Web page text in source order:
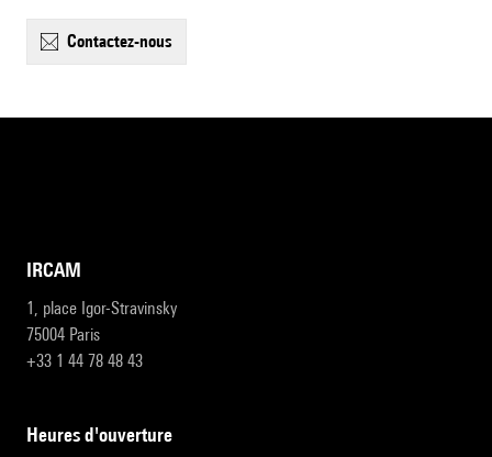
contactez-nous
IRCAM
1, place Igor-Stravinsky
75004 Paris
+33 1 44 78 48 43
heures d'ouverture